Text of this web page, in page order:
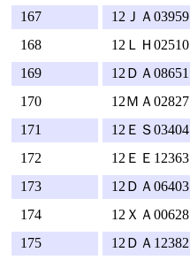
167
12ＪＡ03959
168
12ＬＨ02510
169
12ＤＡ08651
170
12ＭＡ02827
171
12ＥＳ03404
172
12ＥＥ12363
173
12ＤＡ06403
174
12ＸＡ00628
175
12ＤＡ12382